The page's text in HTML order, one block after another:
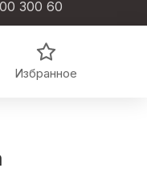
300 60
Избранное